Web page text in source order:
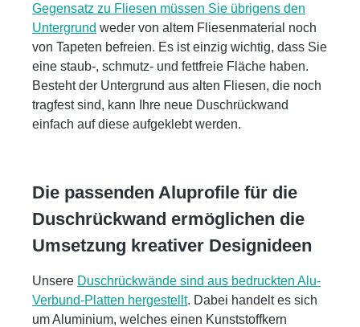
Gegensatz zu Fliesen müssen Sie übrigens den
Untergrund weder von altem Fliesenmaterial noch
von Tapeten befreien. Es ist einzig wichtig, dass Sie
eine staub-, schmutz- und fettfreie Fläche haben.
Besteht der Untergrund aus alten Fliesen, die noch
tragfest sind, kann Ihre neue Duschrückwand
einfach auf diese aufgeklebt werden.
Die passenden Aluprofile für die
Duschrückwand ermöglichen die
Umsetzung kreativer Designideen
Unsere Duschrückwände sind aus bedruckten Alu-
Verbund-Platten hergestellt. Dabei handelt es sich
um Aluminium, welches einen Kunststoffkern